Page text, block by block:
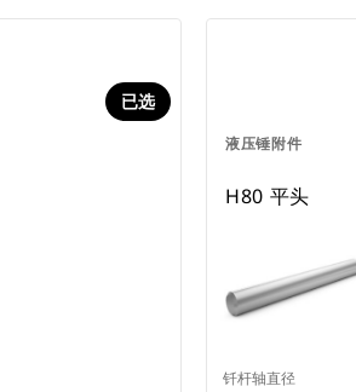
已选
液压锤附件
H80 平头
钎杆轴直径